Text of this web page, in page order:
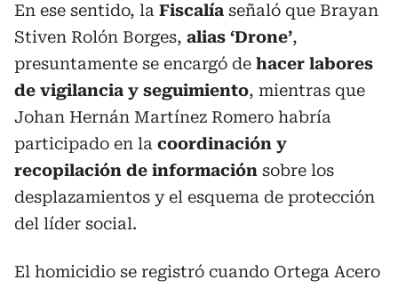
En ese sentido, la Fiscalía señaló que Brayan
Stiven Rolón Borges, alias ‘Drone’,
presuntamente se encargó de hacer labores
de vigilancia y seguimiento, mientras que
Johan Hernán Martínez Romero habría
participado en la coordinación y
recopilación de información sobre los
desplazamientos y el esquema de protección
del líder social.
El homicidio se registró cuando Ortega Acero